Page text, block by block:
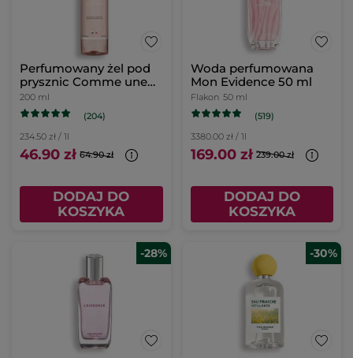
Perfumowany żel pod
prysznic Comme une
Evidence 200 ml
200 ml
(204)
234.50 zł / 1l
46.90 zł 64.90 zł
DODAJ DO
KOSZYKA
Woda perfumowana
Mon Evidence 50 ml
Flakon 50 ml
(519)
3380.00 zł / 1l
169.00 zł 239.00 zł
DODAJ DO
KOSZYKA
-28% -30%